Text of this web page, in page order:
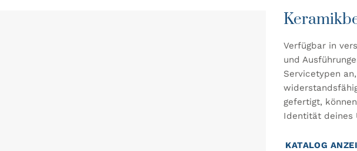
Verfügbar in
und
Servicetypen
gefertigt,
Identität deines
KATALOG